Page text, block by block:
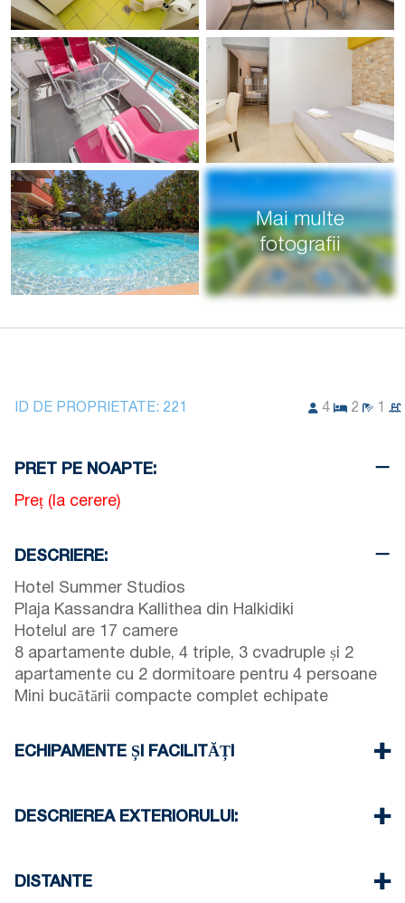
Mai multe
fotografii
ID DE PROPRIETATE: 221 4 2
PRET PE NOAPTE:
Preț (la cerere)
DESCRIERE:
Hotel Summer Studios
Plaja Kassandra Kallithea din Halkidiki
Hotelul are 17 camere
8 apartamente duble, 4 triple, 3 cvadruple și 2
apartamente cu 2 dormitoare pentru 4 persoane
Mini bucătării compacte complet echipate
ECHIPAMENTE ȘI FACILITĂȚI
Aer condiționat
Fier și masă de călcat (la cerere)
DESCRIEREA EXTERIORULUI:
Grădină privată
DISTANTE